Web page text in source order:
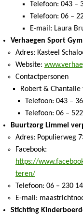
Telefoon: 043 –
Telefoon: 06 –
E-mail: Laura
Verhaegen Sport Gym
Adres: Kasteel
Website:
Contactpersonen
Robert & Chantalle
Telefoon: 043 –
Telefoon: 06 –
Buurtzorg Limmel
Adres: Populierweg
Facebook:
https://
teren/
Telefoon: 06 – 230
E-mail:
Stichting